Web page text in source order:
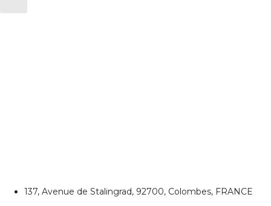
137, Avenue de Stalingrad, 92700, Colombes, FRANCE